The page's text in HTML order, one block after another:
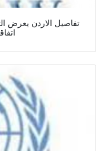
تفاصيل الاردن يعرض